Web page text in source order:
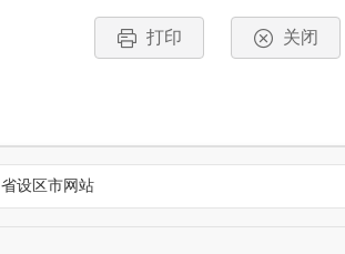
打印 关闭
省设区市网站